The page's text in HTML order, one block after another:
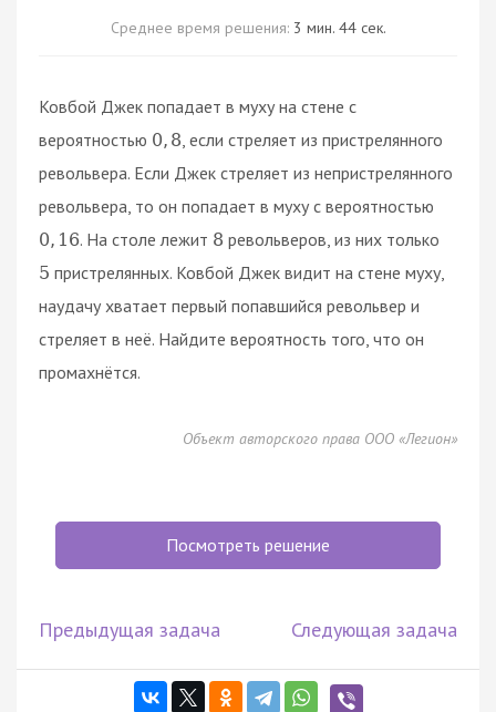
Среднее время решения: 3 мин. 44 сек.
Ковбой Джек попадает в муху на стене с
вероятностью 0, 8 , если стреляет из пристрелянного
револьвера. Если Джек стреляет из непристрелянного
револьвера, то он попадает в муху с вероятностью
0, 16. На столе лежит 8 револьверов, из них только
5 пристрелянных. Ковбой Джек видит на стене муху,
наудачу хватает первый попавшийся револьвер и
стреляет в неё. Найдите вероятность того, что он
промахнётся.
Объект авторского права ООО «Легион»
Посмотреть решение
Предыдущая задача Следующая задача